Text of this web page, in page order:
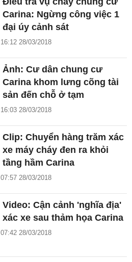
Carina: Ngừng công việc 1
đại úy cảnh sát
16:12 28/03/2018
Ảnh: Cư dân chung cư
Carina khom lưng cõng tài
sản đến chỗ ở tạm
16:03 28/03/2018
Clip: Chuyển hàng trăm xác
xe máy cháy đen ra khỏi
tầng hầm Carina
07:57 28/03/2018
Video: Cận cảnh 'nghĩa địa'
xác xe sau thảm họa Carina
07:42 28/03/2018